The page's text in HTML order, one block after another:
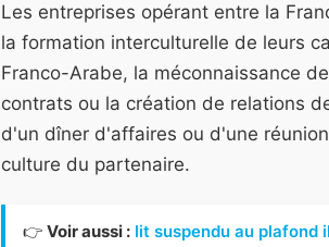
Les entreprises opérant entre la
la formation interculturelle de leurs
Franco-Arabe, la méconnaissance
contrats ou la création de relations
d'un dîner d'affaires ou d'une
culture du partenaire.
👉 Voir aussi : lit suspendu au plafond